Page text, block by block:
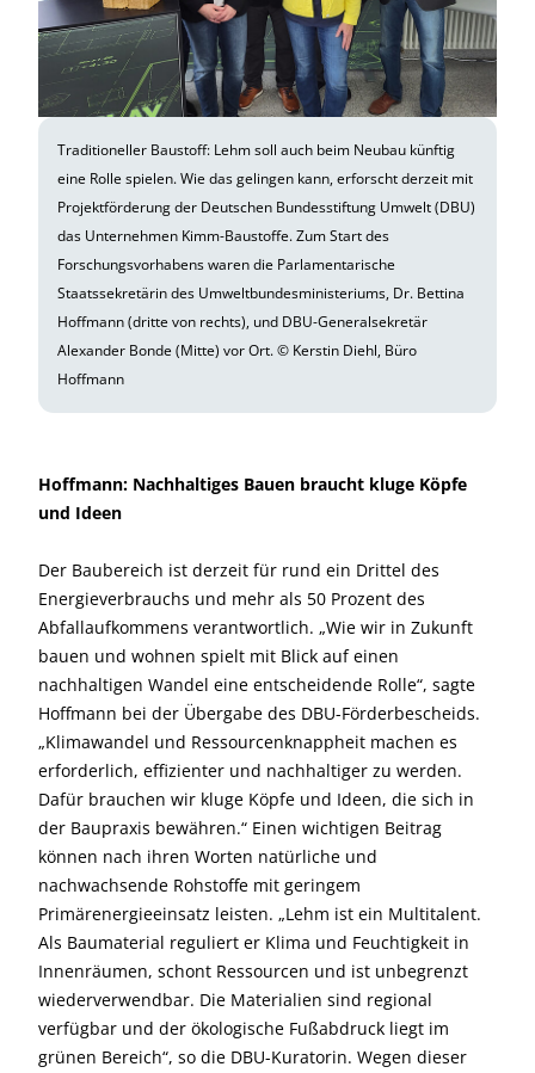
Traditioneller Baustoff: Lehm soll auch beim Neubau künftig
eine Rolle spielen. Wie das gelingen kann, erforscht derzeit mit
Projektförderung der Deutschen Bundesstiftung Umwelt (DBU)
das Unternehmen Kimm-Baustoffe. Zum Start des
Forschungsvorhabens waren die Parlamentarische
Staatssekretärin des Umweltbundesministeriums, Dr. Bettina
Hoffmann (dritte von rechts), und DBU-Generalsekretär
Alexander Bonde (Mitte) vor Ort. © Kerstin Diehl, Büro
Hoffmann
Hoffmann: Nachhaltiges Bauen braucht kluge Köpfe
und Ideen
Der Baubereich ist derzeit für rund ein Drittel des
Energieverbrauchs und mehr als 50 Prozent des
Abfallaufkommens verantwortlich. „Wie wir in Zukunft
bauen und wohnen spielt mit Blick auf einen
nachhaltigen Wandel eine entscheidende Rolle“, sagte
Hoffmann bei der Übergabe des DBU-Förderbescheids.
„Klimawandel und Ressourcenknappheit machen es
erforderlich, effizienter und nachhaltiger zu werden.
Dafür brauchen wir kluge Köpfe und Ideen, die sich in
der Baupraxis bewähren.“ Einen wichtigen Beitrag
können nach ihren Worten natürliche und
nachwachsende Rohstoffe mit geringem
Primärenergieeinsatz leisten. „Lehm ist ein Multitalent.
Als Baumaterial reguliert er Klima und Feuchtigkeit in
Innenräumen, schont Ressourcen und ist unbegrenzt
wiederverwendbar. Die Materialien sind regional
verfügbar und der ökologische Fußabdruck liegt im
grünen Bereich“, so die DBU-Kuratorin. Wegen dieser